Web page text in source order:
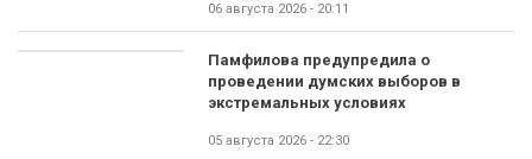
06 августа 2026 - 20:11
Памфилова предупредила о
проведении думских выборов в
экстремальных условиях
05 августа 2026 - 22:30